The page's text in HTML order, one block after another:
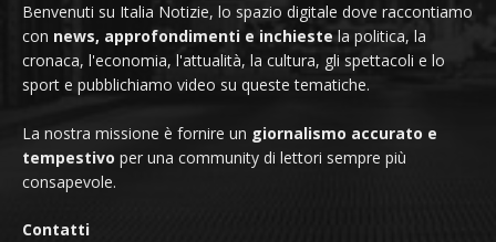
Benvenuti su Italia Notizie, lo spazio digitale dove raccontiamo
con news, approfondimenti e inchieste la politica, la
cronaca, l'economia, l'attualità, la cultura, gli spettacoli e lo
sport e pubblichiamo video su queste tematiche.
La nostra missione è fornire un giornalismo accurato e
tempestivo per una community di lettori sempre più
consapevole.
Contatti